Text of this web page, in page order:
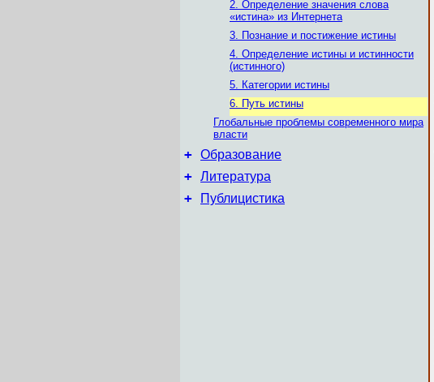
2. Определение значения слова
«истина» из Интернета
3. Познание и постижение истины
4. Определение истины и истинности
(истинного)
5. Категории истины
6. Путь истины
Глобальные проблемы современного мира
власти
+ Образование
+ Литература
+ Публицистика